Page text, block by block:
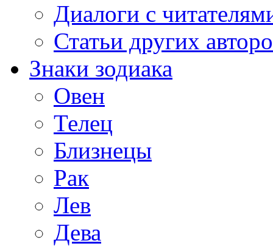
Диалоги с
Статьи других
Знаки зодиака
Овен
Телец
Близнецы
Рак
Лев
Дева